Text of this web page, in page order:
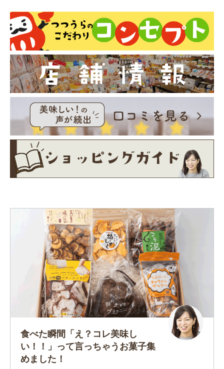
食べた瞬間「え？コレ美味し
い！！」って言っちゃうお菓子集
めました！